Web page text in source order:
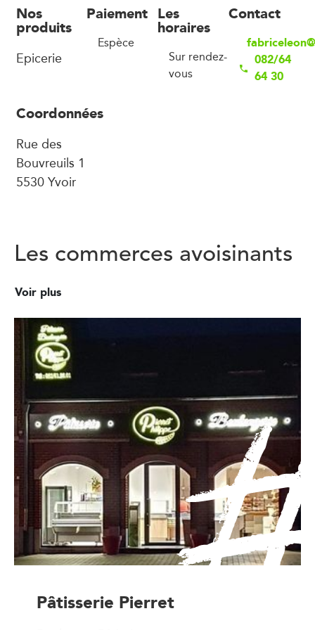
Nos
produits
Epicerie
Paiement
Espèce
Les
horaires
Sur rendez-
vous
Contact
082/64
64 30
Coordonnées
Rue des
Bouvreuils 1
5530 Yvoir
Les commerces avoisinants
Voir plus
Pâtisserie Pierret